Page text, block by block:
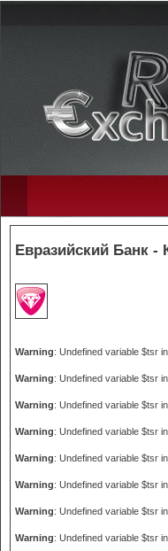
Евразийский Банк -
Warning: Undefined variable $tsr in
Warning: Undefined variable $tsr in
Warning: Undefined variable $tsr in
Warning: Undefined variable $tsr in
Warning: Undefined variable $tsr in
Warning: Undefined variable $tsr in
Warning: Undefined variable $tsr in
Warning: Undefined variable $tsr in